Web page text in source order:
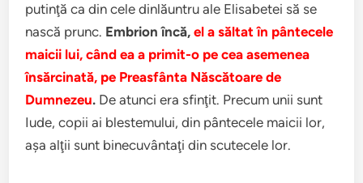
putinţă ca din cele dinlăuntru ale Elisabetei să se
nască prunc. Embrion încă,el a săltat în pântecele
maicii lui, când ea a primit-o pe cea asemenea
însărcinată, pe Preasfânta Născătoare de
Dumnezeu. De atunci era sfinţit. Precum unii sunt
Iude, copii ai blestemului, din pântecele maicii lor,
aşa alţii sunt binecuvântaţi din scutecele lor.